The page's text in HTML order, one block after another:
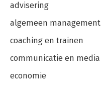
advisering
algemeen management
coaching en trainen
communicatie en media
economie